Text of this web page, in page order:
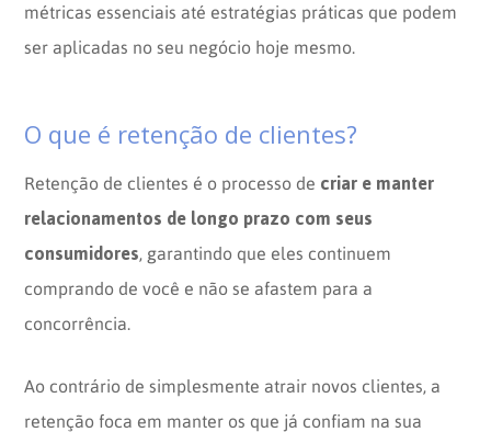
métricas essenciais até estratégias práticas que podem
ser aplicadas no seu negócio hoje mesmo.
O que é retenção de clientes?
Retenção de clientes é o processo de criar e manter
relacionamentos de longo prazo com seus
consumidores, garantindo que eles continuem
comprando de você e não se afastem para a
concorrência.
Ao contrário de simplesmente atrair novos clientes, a
retenção foca em manter os que já confiam na sua